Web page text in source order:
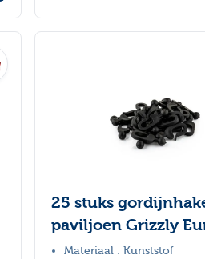
25 stuks
paviljoen Grizzly
Materiaal : Kunststof